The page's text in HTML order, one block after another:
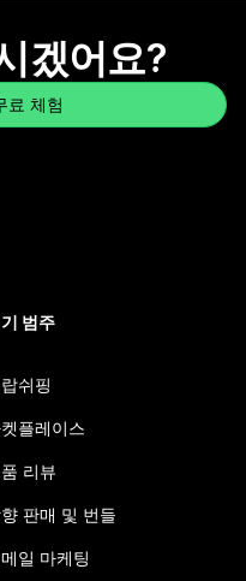
겠어요?
료 체험
범주
쉬핑
플레이스
리뷰
판매 및 번들
일 마케팅